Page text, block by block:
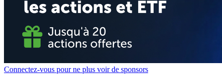
Connectez-vous pour ne plus voir de sponsors